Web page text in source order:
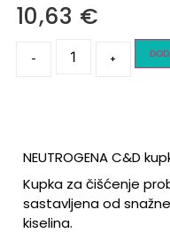
10,63 €
- +
NEUTROGENA C&D
Kupka za čišćenje
sastavljena od snažne
kiselina.